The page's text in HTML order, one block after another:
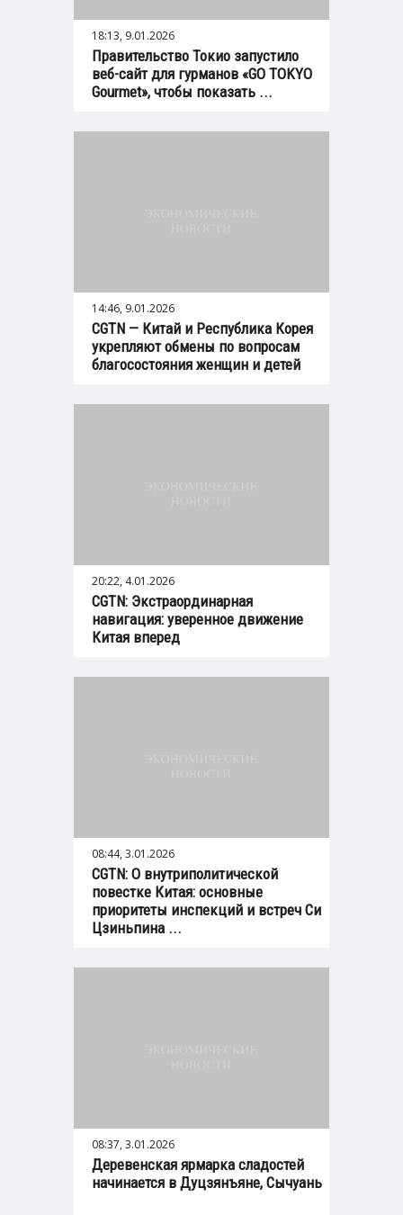
18:13, 9.01.2026
Правительство Токио запустило
веб-сайт для гурманов «GO TOKYO
Gourmet», чтобы показать ...
14:46, 9.01.2026
CGTN — Китай и Республика Корея
укрепляют обмены по вопросам
благосостояния женщин и детей
20:22, 4.01.2026
CGTN: Экстраординарная
навигация: уверенное движение
Китая вперед
08:44, 3.01.2026
CGTN: О внутриполитической
повестке Китая: основные
приоритеты инспекций и встреч Си
Цзиньпина ...
08:37, 3.01.2026
Деревенская ярмарка сладостей
начинается в Дуцзянъяне, Сычуань